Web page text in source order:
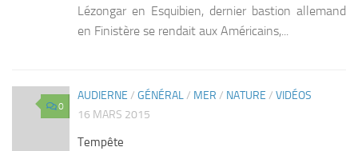
Lézongar en Esquibien, dernier bastion allemand
en Finistère se rendait aux Américains,...
0
AUDIERNE / GÉNÉRAL/ MER / NATURE / VIDÉOS
16 MARS 2015
Tempête